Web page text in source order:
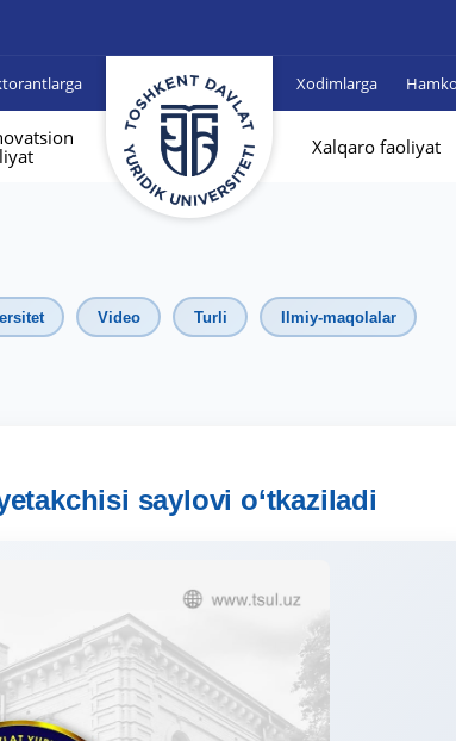
Xodimlarga
Xalqaro faoliyat
Video Turli Ilmiy-maqolalar
saylovi o‘tkaziladi